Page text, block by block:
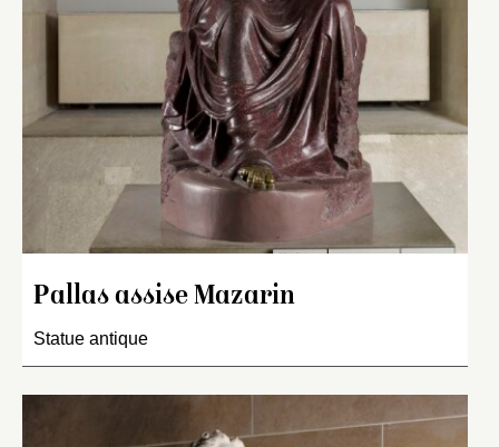
Pallas assise Mazarin
Statue antique